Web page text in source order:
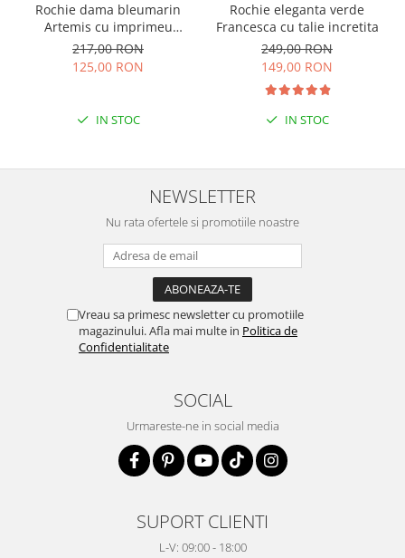
Rochie dama bleumarin
Artemis cu imprimeu
abstract si cordon in talie
217,00 RON
125,00 RON
IN STOC
Rochie eleganta verde
Francesca cu talie incretita
249,00 RON
149,00 RON
IN STOC
NEWSLETTER
Nu rata ofertele si promotiile noastre
Vreau sa primesc newsletter cu promotiile
magazinului. Afla mai multe in Politica de
Confidentialitate
SOCIAL
Urmareste-ne in social media
SUPORT CLIENTI
L-V: 09:00 - 18:00